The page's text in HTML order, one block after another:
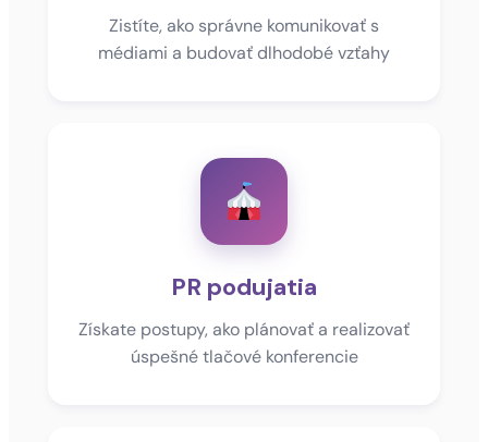
Zistíte, ako správne komunikovať s
médiami a budovať dlhodobé vzťahy
PR podujatia
Získate postupy, ako plánovať a realizovať
úspešné tlačové konferencie